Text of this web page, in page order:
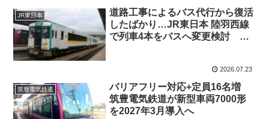
JR東日本
道路工事によるバス代行から復活
したばかり…JR東日本 陸羽西線
で列車4本をバスへ変更検討
2026.07.23
筑豊電気鉄道
バリアフリー対応+定員16名増
筑豊電気鉄道が新型車両7000形
を2027年3月導入へ